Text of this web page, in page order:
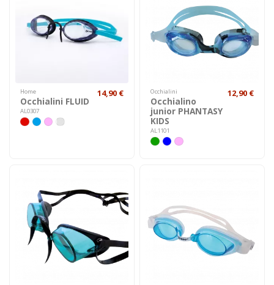
Home
Occhialini FLUID
AL0307
14,90 € Occhialini
Occhialino
junior PHANTASY
KIDS
AL1101
12,90 €